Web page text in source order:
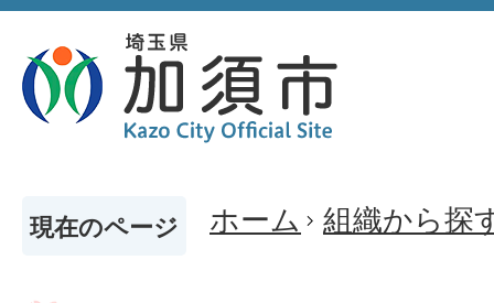
現在のページ ホーム 組織から探